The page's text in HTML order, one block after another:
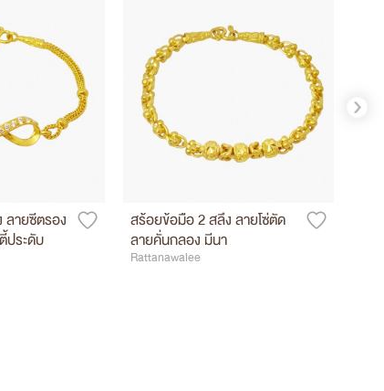
ายซีตรอง
ระดับ
สร้อยข้อมือ 2 สลึง ลายโซ่ตัด
ลายคั่นกลอง มีนา
Rattanawalee